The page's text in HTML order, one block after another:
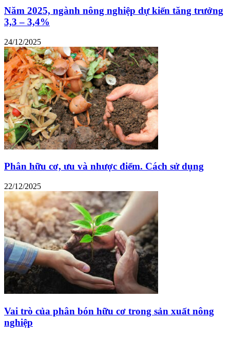
Năm 2025, ngành nông nghiệp dự kiến tăng trưởng
3,3 – 3,4%
24/12/2025
Phân hữu cơ, ưu và nhược điểm. Cách sử dụng
22/12/2025
Vai trò của phân bón hữu cơ trong sản xuất nông
nghiệp